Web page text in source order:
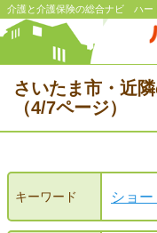
介護と介護保険の総合ナビ ハ
さいたま市・近
（4/7ページ）
キーワード ショー